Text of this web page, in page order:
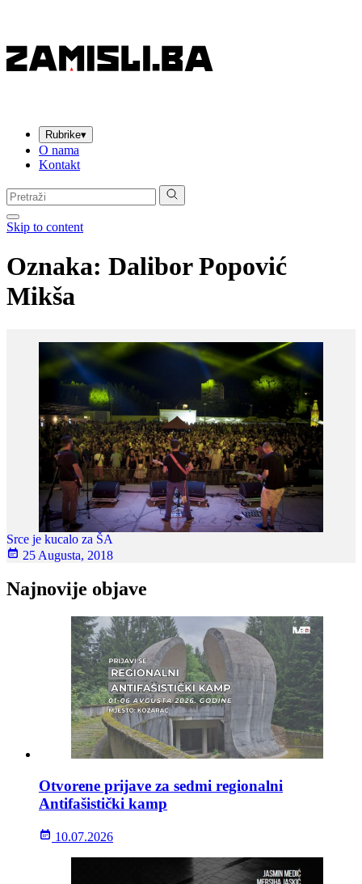
Rubrike▾
O nama
Kontakt
Pretraga:
Skip to content
Oznaka: Dalibor Popović
Mikša
Srce je kucalo za ŠA
25 Augusta, 2018
Najnovije objave
Otvorene prijave za sedmi regionalni
Antifašistički kamp
10.07.2026